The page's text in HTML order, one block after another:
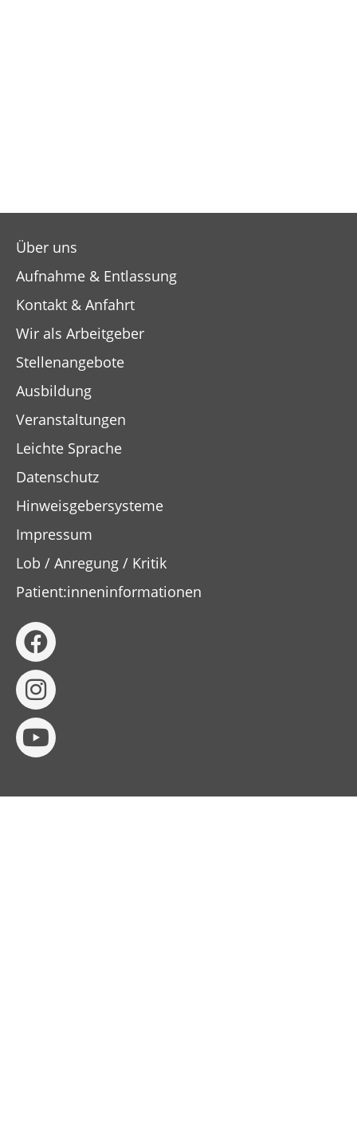
Über uns
Aufnahme & Entlassung
Kontakt & Anfahrt
Wir als Arbeitgeber
Stellenangebote
Ausbildung
Veranstaltungen
Leichte Sprache
Datenschutz
Hinweisgebersysteme
Impressum
Lob / Anregung / Kritik
Patient:inneninformationen